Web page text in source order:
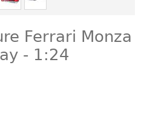
Ferrari Monza
- 1:24